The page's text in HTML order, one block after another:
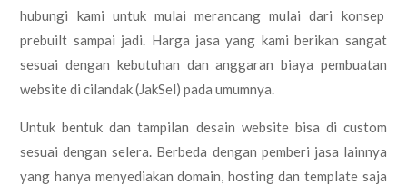
hubungi kami untuk mulai merancang mulai dari konsep
prebuilt sampai jadi. Harga jasa yang kami berikan sangat
sesuai dengan kebutuhan dan anggaran biaya pembuatan
website di cilandak (JakSel) pada umumnya.
Untuk bentuk dan tampilan desain website bisa di custom
sesuai dengan selera. Berbeda dengan pemberi jasa lainnya
yang hanya menyediakan domain, hosting dan template saja